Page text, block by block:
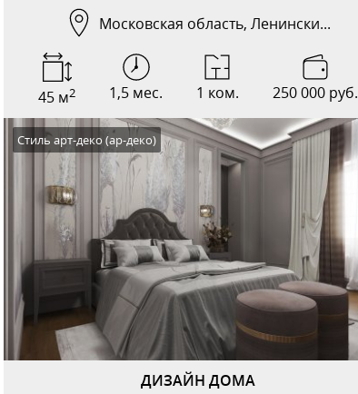
Московская область, Ленински...
45 м2 1,5 мес. 1 ком. 250 000 руб.
ДИЗАЙН ДОМА
Стиль арт-деко (ар-деко)